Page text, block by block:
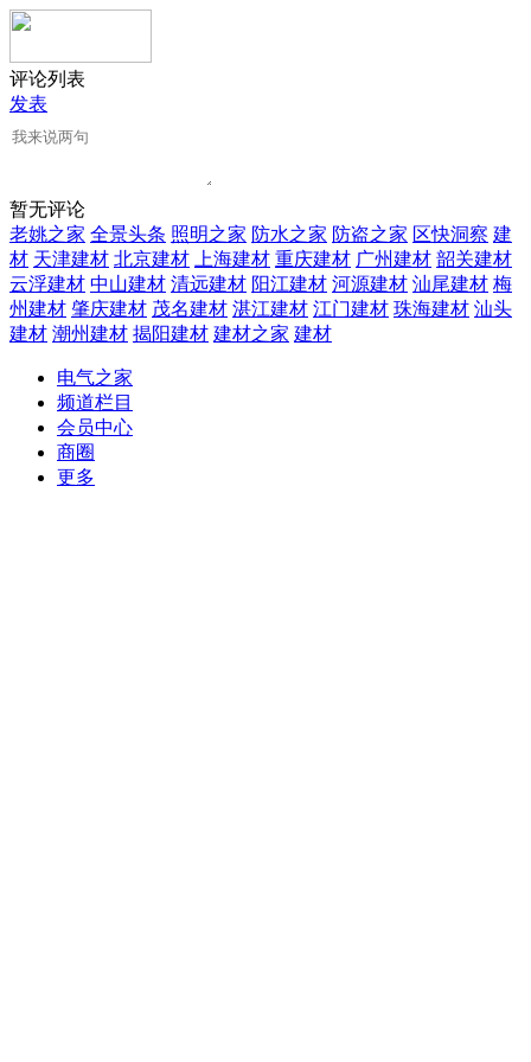
评论列表
发表
暂无评论
老姚之家 全景头条 照明之家 防水之家 防盗之家 区快洞察 建
材 天津建材 北京建材 上海建材 重庆建材 广州建材 韶关建材
云浮建材 中山建材 清远建材 阳江建材 河源建材 汕尾建材 梅
州建材 肇庆建材 茂名建材 湛江建材 江门建材 珠海建材 汕头
建材 潮州建材 揭阳建材 建材之家 建材
电气之家
频道栏目
会员中心
商圈
更多